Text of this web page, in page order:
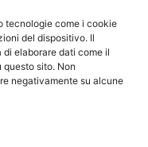
tecnologie come i cookie
del dispositivo. Il
elaborare dati come il
sito. Non
negativamente su alcune
/ IAT